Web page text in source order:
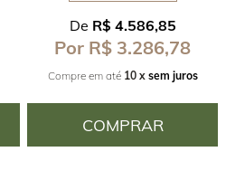
De R$ 4.586,85
Por R$ 3.286,78
Compre em até 10 x sem juros
COMPRAR